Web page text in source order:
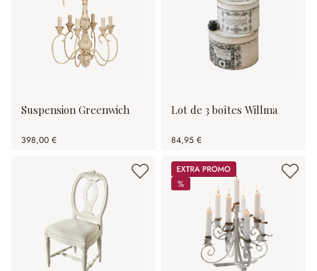
Suspension Greenwich
398,00 €
Lot de 3 boîtes Willma
84,95 €
Promos
%
%